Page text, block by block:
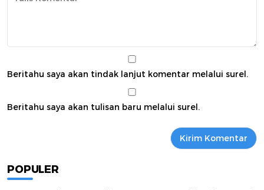
Beritahu saya akan tindak lanjut komentar melalui surel.
Beritahu saya akan tulisan baru melalui surel.
POPULER